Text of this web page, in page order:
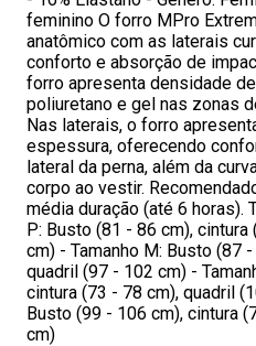
feminino O forro MPro
anatômico com as laterais
conforto e absorção de
forro apresenta densidade
poliuretano e gel nas zonas
Nas laterais, o forro
espessura, oferecendo
lateral da perna, além da
corpo ao vestir.
média duração (até 6 horas).
P: Busto (81 - 86 cm),
cm) - Tamanho M: Busto (87
quadril (97 - 102 cm) -
cintura (73 - 78 cm), quadril
Busto (99 - 106 cm), cintura
cm)